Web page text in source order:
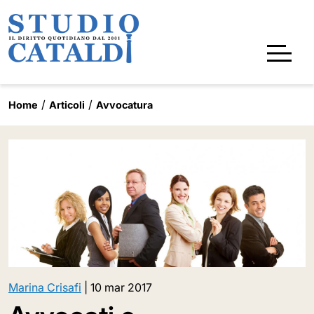
Home Articoli Avvocatura
Marina Crisafi 10 mar 2017